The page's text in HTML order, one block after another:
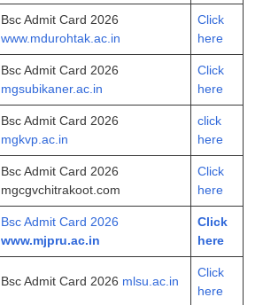
Bsc Admit Card 2026
www.mdurohtak.ac.in
Click
here
Bsc Admit Card 2026
mgsubikaner.ac.in
Click
here
Bsc Admit Card 2026
mgkvp.ac.in
click
here
Bsc Admit Card 2026
mgcgvchitrakoot.com
Click
here
Bsc Admit Card 2026
www.mjpru.ac.in
Click
here
Bsc Admit Card 2026 mlsu.ac.in
Click
here